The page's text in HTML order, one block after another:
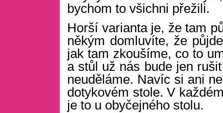
bychom to všichni přežili.
Horší varianta je, že tam
někým domluvíte, že
jak tam zkoušíme, co to
a stůl už nás bude jen
neuděláme. Navíc si ani
dotykovém stole. V
je to u obyčejného stolu.